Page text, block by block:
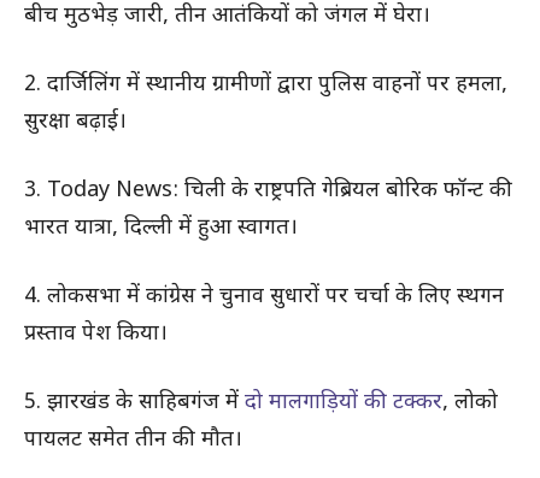
बीच मुठभेड़ जारी, तीन आतंकियों को जंगल में घेरा।
2. दार्जिलिंग में स्थानीय ग्रामीणों द्वारा पुलिस वाहनों पर हमला,
सुरक्षा बढ़ाई।
3. Today News: चिली के राष्ट्रपति गेब्रियल बोरिक फॉन्ट की
भारत यात्रा, दिल्ली में हुआ स्वागत।
4. लोकसभा में कांग्रेस ने चुनाव सुधारों पर चर्चा के लिए स्थगन
प्रस्ताव पेश किया।
5. झारखंड के साहिबगंज में दो मालगाड़ियों की टक्कर, लोको
पायलट समेत तीन की मौत।